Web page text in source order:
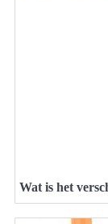
Wat is het